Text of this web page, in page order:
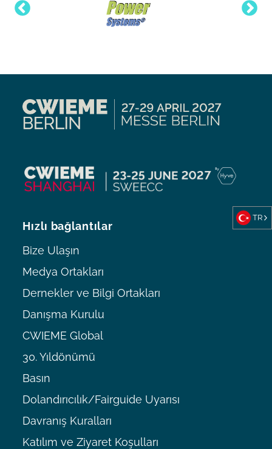
Hızlı bağlantılar
Bize Ulaşın
Medya Ortakları
Dernekler ve Bilgi Ortakları
Danışma Kurulu
CWIEME Global
30. Yıldönümü
Basın
Dolandırıcılık/Fairguide Uyarısı
Davranış Kuralları
Katılım ve Ziyaret Koşulları
TR